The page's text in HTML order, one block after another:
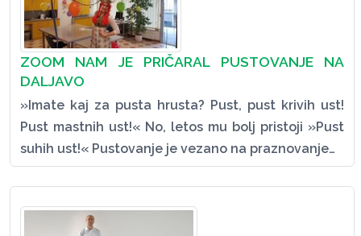
ZOOM NAM JE PRIČARAL PUSTOVANJE NA
DALJAVO
»Imate kaj za pusta hrusta? Pust, pust krivih ust!
Pust mastnih ust!« No, letos mu bolj pristoji »Pust
suhih ust!« Pustovanje je vezano na praznovanje…